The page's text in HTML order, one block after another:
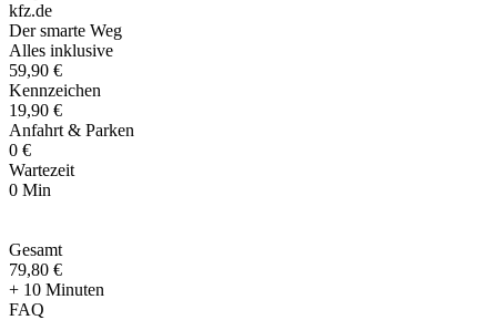
kfz.de
Der smarte Weg
Alles inklusive
59,90 €
Kennzeichen
19,90 €
Anfahrt & Parken
0 €
Wartezeit
0 Min
Gesamt
79,80 €
+ 10 Minuten
FAQ